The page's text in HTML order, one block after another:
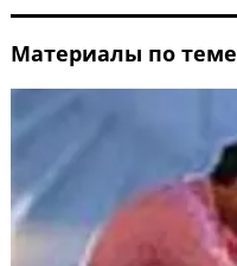
Материалы по теме